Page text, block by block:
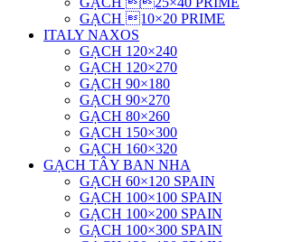
GẠCH 10×20 PRIME
ITALY NAXOS
GẠCH 120×240
GẠCH 120×270
GẠCH 90×180
GẠCH 90×270
GẠCH 80×260
GẠCH 150×300
GẠCH 160×320
GẠCH TÂY BAN NHA
GẠCH 60×120 SPAIN
GẠCH 100×100 SPAIN
GẠCH 100×200 SPAIN
GẠCH 100×300 SPAIN